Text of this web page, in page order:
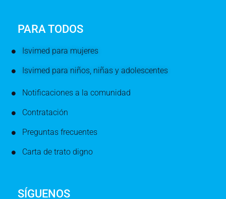
PARA TODOS
Isvimed para mujeres
Isvimed para niños, niñas y adolescentes
Notificaciones a la comunidad
Contratación
Preguntas frecuentes
Carta de trato digno
SÍGUENOS